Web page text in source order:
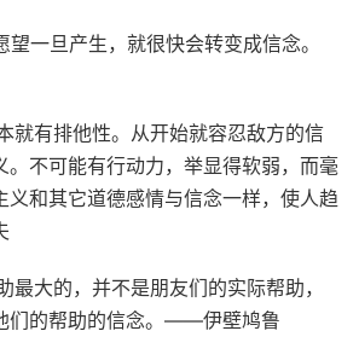
望一旦产生，就很快会转变成信念。
就有排他性。从开始就容忍敌方的信
。不可能有行动力，举显得软弱，而毫
义和其它道德感情与信念一样，使人趋
最大的，并不是朋友们的实际帮助，
们的帮助的信念。——伊壁鸠鲁